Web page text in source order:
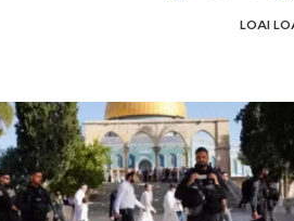
LOAI